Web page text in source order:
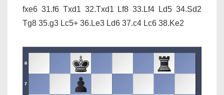
fxe6 31.f6 Txd1 32.Txd1 Lf8 33.Lf4 Ld5 34.Sd2
Tg8 35.g3 Lc5+ 36.Le3 Ld6 37.c4 Lc6 38.Ke2